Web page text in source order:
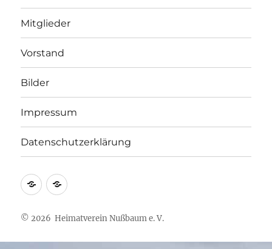
Mitglieder
Vorstand
Bilder
Impressum
Datenschutzerklärung
ImpressumDatenschutzerklärung
© 2026 Heimatverein Nußbaum e. V.